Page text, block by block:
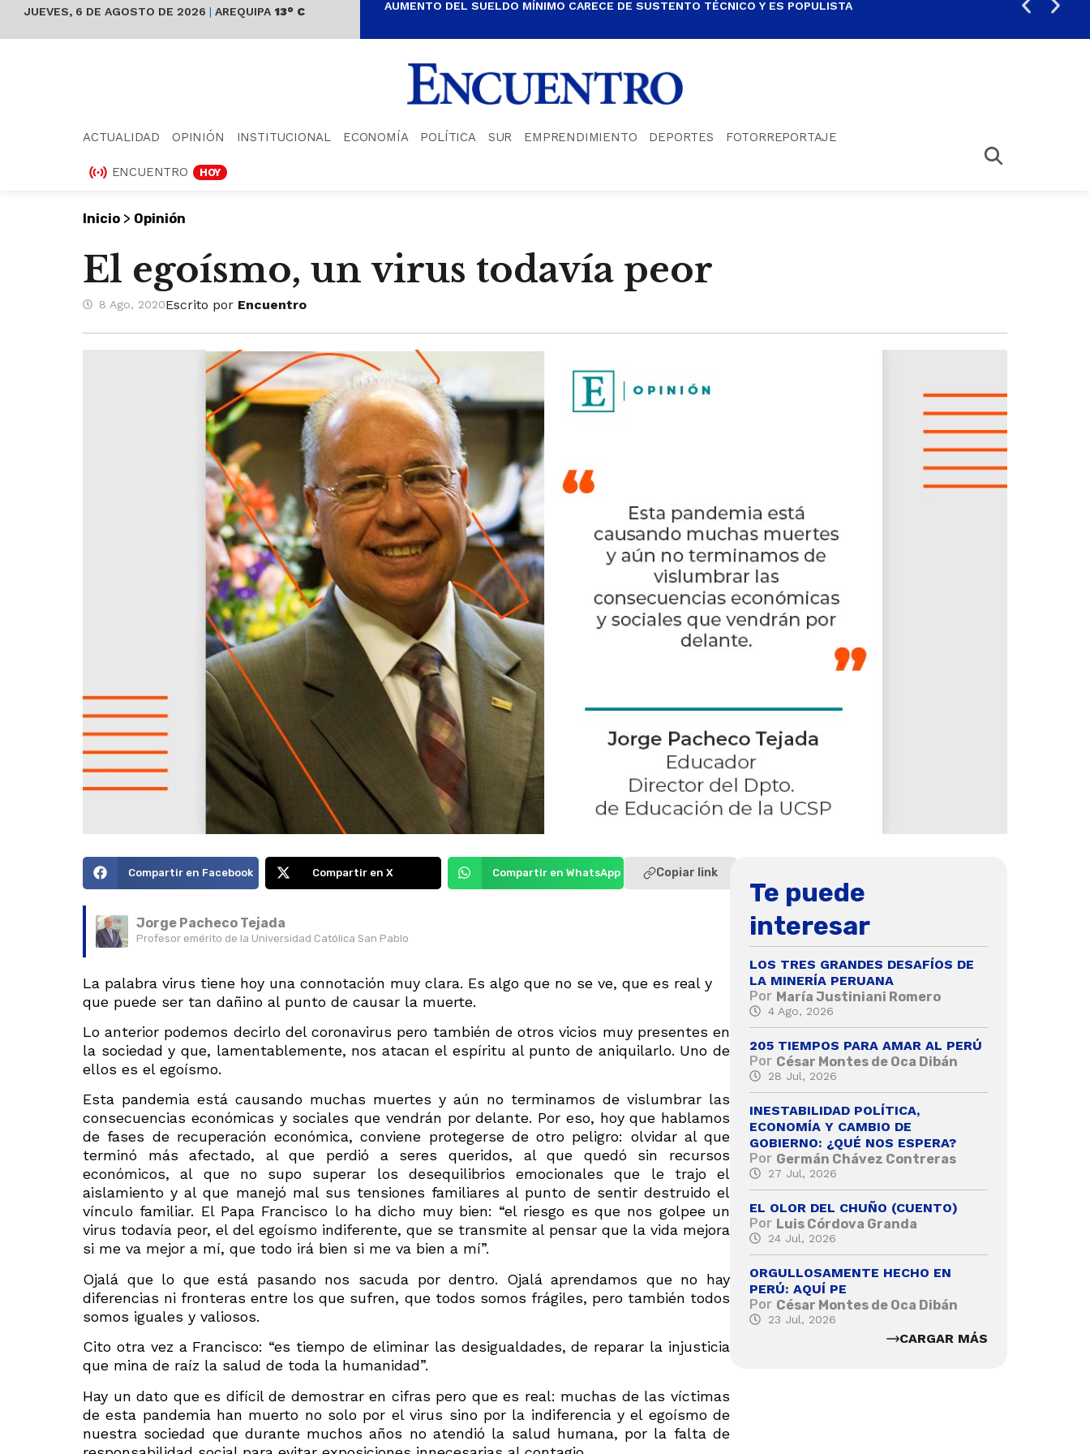
JUEVES, 6 DE AGOSTO DE 2026 | AREQUIPA 13° C AUMENTO DEL SUELDO MÍNIMO CARECE DE SUSTENTO TÉCNICO Y ES POPULISTA
ACTUALIDAD OPINIÓN INSTITUCIONAL ECONOMÍA POLÍTICA SUR EMPRENDIMIENTO DEPORTES FOTORREPORTAJE
ENCUENTRO HOY
Inicio > Opinión
El egoísmo, un virus todavía peor
8 Ago, 2020Escrito por Encuentro
Compartir en Facebook Compartir en X Compartir en WhatsApp Copiar link
Jorge Pacheco Tejada
Profesor emérito de la Universidad Católica San Pablo
La palabra virus tiene hoy una connotación muy clara. Es algo que no se ve, que es real y
que puede ser tan dañino al punto de causar la muerte.
Lo anterior podemos decirlo del coronavirus pero también de otros vicios muy presentes en
la sociedad y que, lamentablemente, nos atacan el espíritu al punto de aniquilarlo. Uno de
ellos es el egoísmo.
Esta pandemia está causando muchas muertes y aún no terminamos de vislumbrar las
consecuencias económicas y sociales que vendrán por delante. Por eso, hoy que hablamos
de fases de recuperación económica, conviene protegerse de otro peligro: olvidar al que
terminó más afectado, al que perdió a seres queridos, al que quedó sin recursos
económicos, al que no supo superar los desequilibrios emocionales que le trajo el
aislamiento y al que manejó mal sus tensiones familiares al punto de sentir destruido el
vínculo familiar. El Papa Francisco lo ha dicho muy bien: “el riesgo es que nos golpee un
virus todavía peor, el del egoísmo indiferente, que se transmite al pensar que la vida mejora
si me va mejor a mí, que todo irá bien si me va bien a mí”.
Ojalá que lo que está pasando nos sacuda por dentro. Ojalá aprendamos que no hay
diferencias ni fronteras entre los que sufren, que todos somos frágiles, pero también todos
somos iguales y valiosos.
Cito otra vez a Francisco: “es tiempo de eliminar las desigualdades, de reparar la injusticia
que mina de raíz la salud de toda la humanidad”.
Hay un dato que es difícil de demostrar en cifras pero que es real: muchas de las víctimas
de esta pandemia han muerto no solo por el virus sino por la indiferencia y el egoísmo de
nuestra sociedad que durante muchos años no atendió la salud humana, por la falta de
Te puede
interesar
LOS TRES GRANDES DESAFÍOS DE
LA MINERÍA PERUANA
Por María Justiniani Romero
4 Ago, 2026
205 TIEMPOS PARA AMAR AL PERÚ
Por César Montes de Oca Dibán
28 Jul, 2026
INESTABILIDAD POLÍTICA,
ECONOMÍA Y CAMBIO DE
GOBIERNO: ¿QUÉ NOS ESPERA?
Por Germán Chávez Contreras
27 Jul, 2026
EL OLOR DEL CHUÑO (CUENTO)
Por Luis Córdova Granda
24 Jul, 2026
ORGULLOSAMENTE HECHO EN
PERÚ: AQUÍ PE
Por César Montes de Oca Dibán
23 Jul, 2026
CARGAR MÁS